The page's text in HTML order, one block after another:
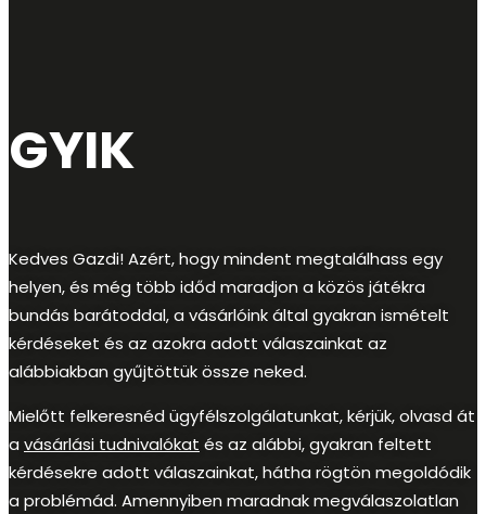
GYIK
Kedves Gazdi! Azért, hogy mindent megtalálhass egy
helyen, és még több időd maradjon a közös játékra
bundás barátoddal, a vásárlóink által gyakran ismételt
kérdéseket és az azokra adott válaszainkat az
alábbiakban gyűjtöttük össze neked.
Mielőtt felkeresnéd ügyfélszolgálatunkat, kérjük, olvasd át
a vásárlási tudnivalókat és az alábbi, gyakran feltett
kérdésekre adott válaszainkat, hátha rögtön megoldódik
a problémád. Amennyiben maradnak megválaszolatlan